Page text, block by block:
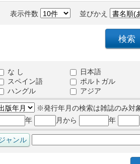
表示件数 並びかえ
な し
日本語
スペイン語
ポルトガル
ハングル
アジア
※発行年月の検索は雑誌のみ対
年
月から 年